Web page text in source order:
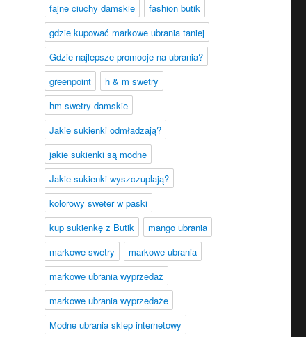
fajne ciuchy damskie
fashion butik
gdzie kupować markowe ubrania taniej
Gdzie najlepsze promocje na ubrania?
greenpoint
h & m swetry
hm swetry damskie
Jakie sukienki odmładzają?
jakie sukienki są modne
Jakie sukienki wyszczuplają?
kolorowy sweter w paski
kup sukienkę z Butik
mango ubrania
markowe swetry
markowe ubrania
markowe ubrania wyprzedaż
markowe ubrania wyprzedaże
Modne ubrania sklep internetowy